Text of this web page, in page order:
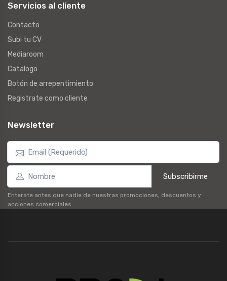
Servicios al cliente
Contacto
Subi tu CV
Mediaroom
Catalogo
Botón de arrepentimiento
Registrate como cliente
Newsletter
Subscribirme
Enterate antes que nadie de nuestras promociones, descuentos y
acciones comerciales.